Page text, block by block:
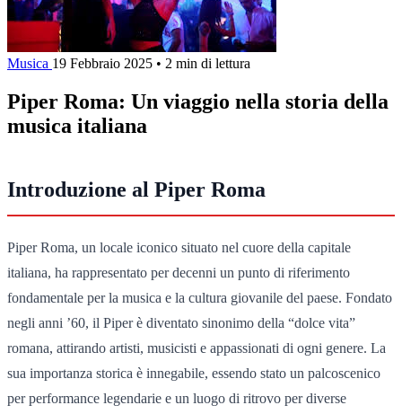
Musica 19 Febbraio 2025 • 2 min di lettura
Piper Roma: Un viaggio nella storia della
musica italiana
Introduzione al Piper Roma
Piper Roma, un locale iconico situato nel cuore della capitale
italiana, ha rappresentato per decenni un punto di riferimento
fondamentale per la musica e la cultura giovanile del paese. Fondato
negli anni ’60, il Piper è diventato sinonimo della “dolce vita”
romana, attirando artisti, musicisti e appassionati di ogni genere. La
sua importanza storica è innegabile, essendo stato un palcoscenico
per performance legendarie e un luogo di ritrovo per diverse